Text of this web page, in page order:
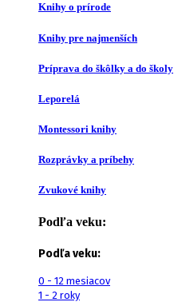
Knihy o prírode
Knihy pre najmenších
Príprava do škôlky a do školy
Leporelá
Montessori knihy
Rozprávky a príbehy
Zvukové knihy
Podľa veku:
Podľa veku:
0 - 12 mesiacov
1 - 2 roky